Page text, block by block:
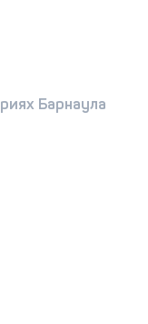
Барнаула